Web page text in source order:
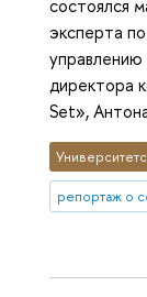
состоялся
эксперта
управлению
директора
Set»,
репортаж о